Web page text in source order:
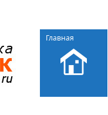
Главная